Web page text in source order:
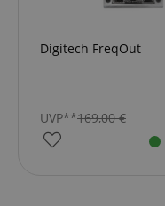
Digitech FreqOut
UVP**169,00€